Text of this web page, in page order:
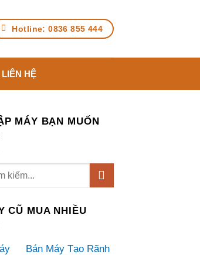
Hotline: 0836 855 444
LIÊN HỆ
MÁY BẠN MUỐN
CŨ MUA NHIỀU
Bán Máy Tạo Rãnh